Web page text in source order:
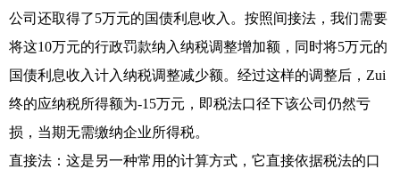
公司还取得了5万元的国债利息收入。按照间接法，我们需要
将这10万元的行政罚款纳入纳税调整增加额，同时将5万元的
国债利息收入计入纳税调整减少额。经过这样的调整后，Zui
终的应纳税所得额为-15万元，即税法口径下该公司仍然亏
损，当期无需缴纳企业所得税。
直接法：这是另一种常用的计算方式，它直接依据税法的口